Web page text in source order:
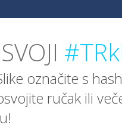
označite s
ručak ili